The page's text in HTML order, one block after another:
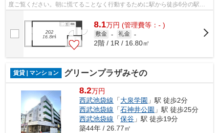
度ご覧ください。朝に慌てることなく行動するために駅から徒歩6分の駅近
物件はいかがでしょうか。こちらはマン...
8.1万円 (管理費等：- )
敷金 - 礼金 -
2階 / 1R / 16.80㎡
賃貸 | マンション グリーンプラザみその
8.2万円
西武池袋線 「大泉学園 」駅 徒歩2分
西武池袋線 「石神井公園 」駅 徒歩25分
西武池袋線 「保谷 」駅 徒歩19分
築44年 / 26.77㎡